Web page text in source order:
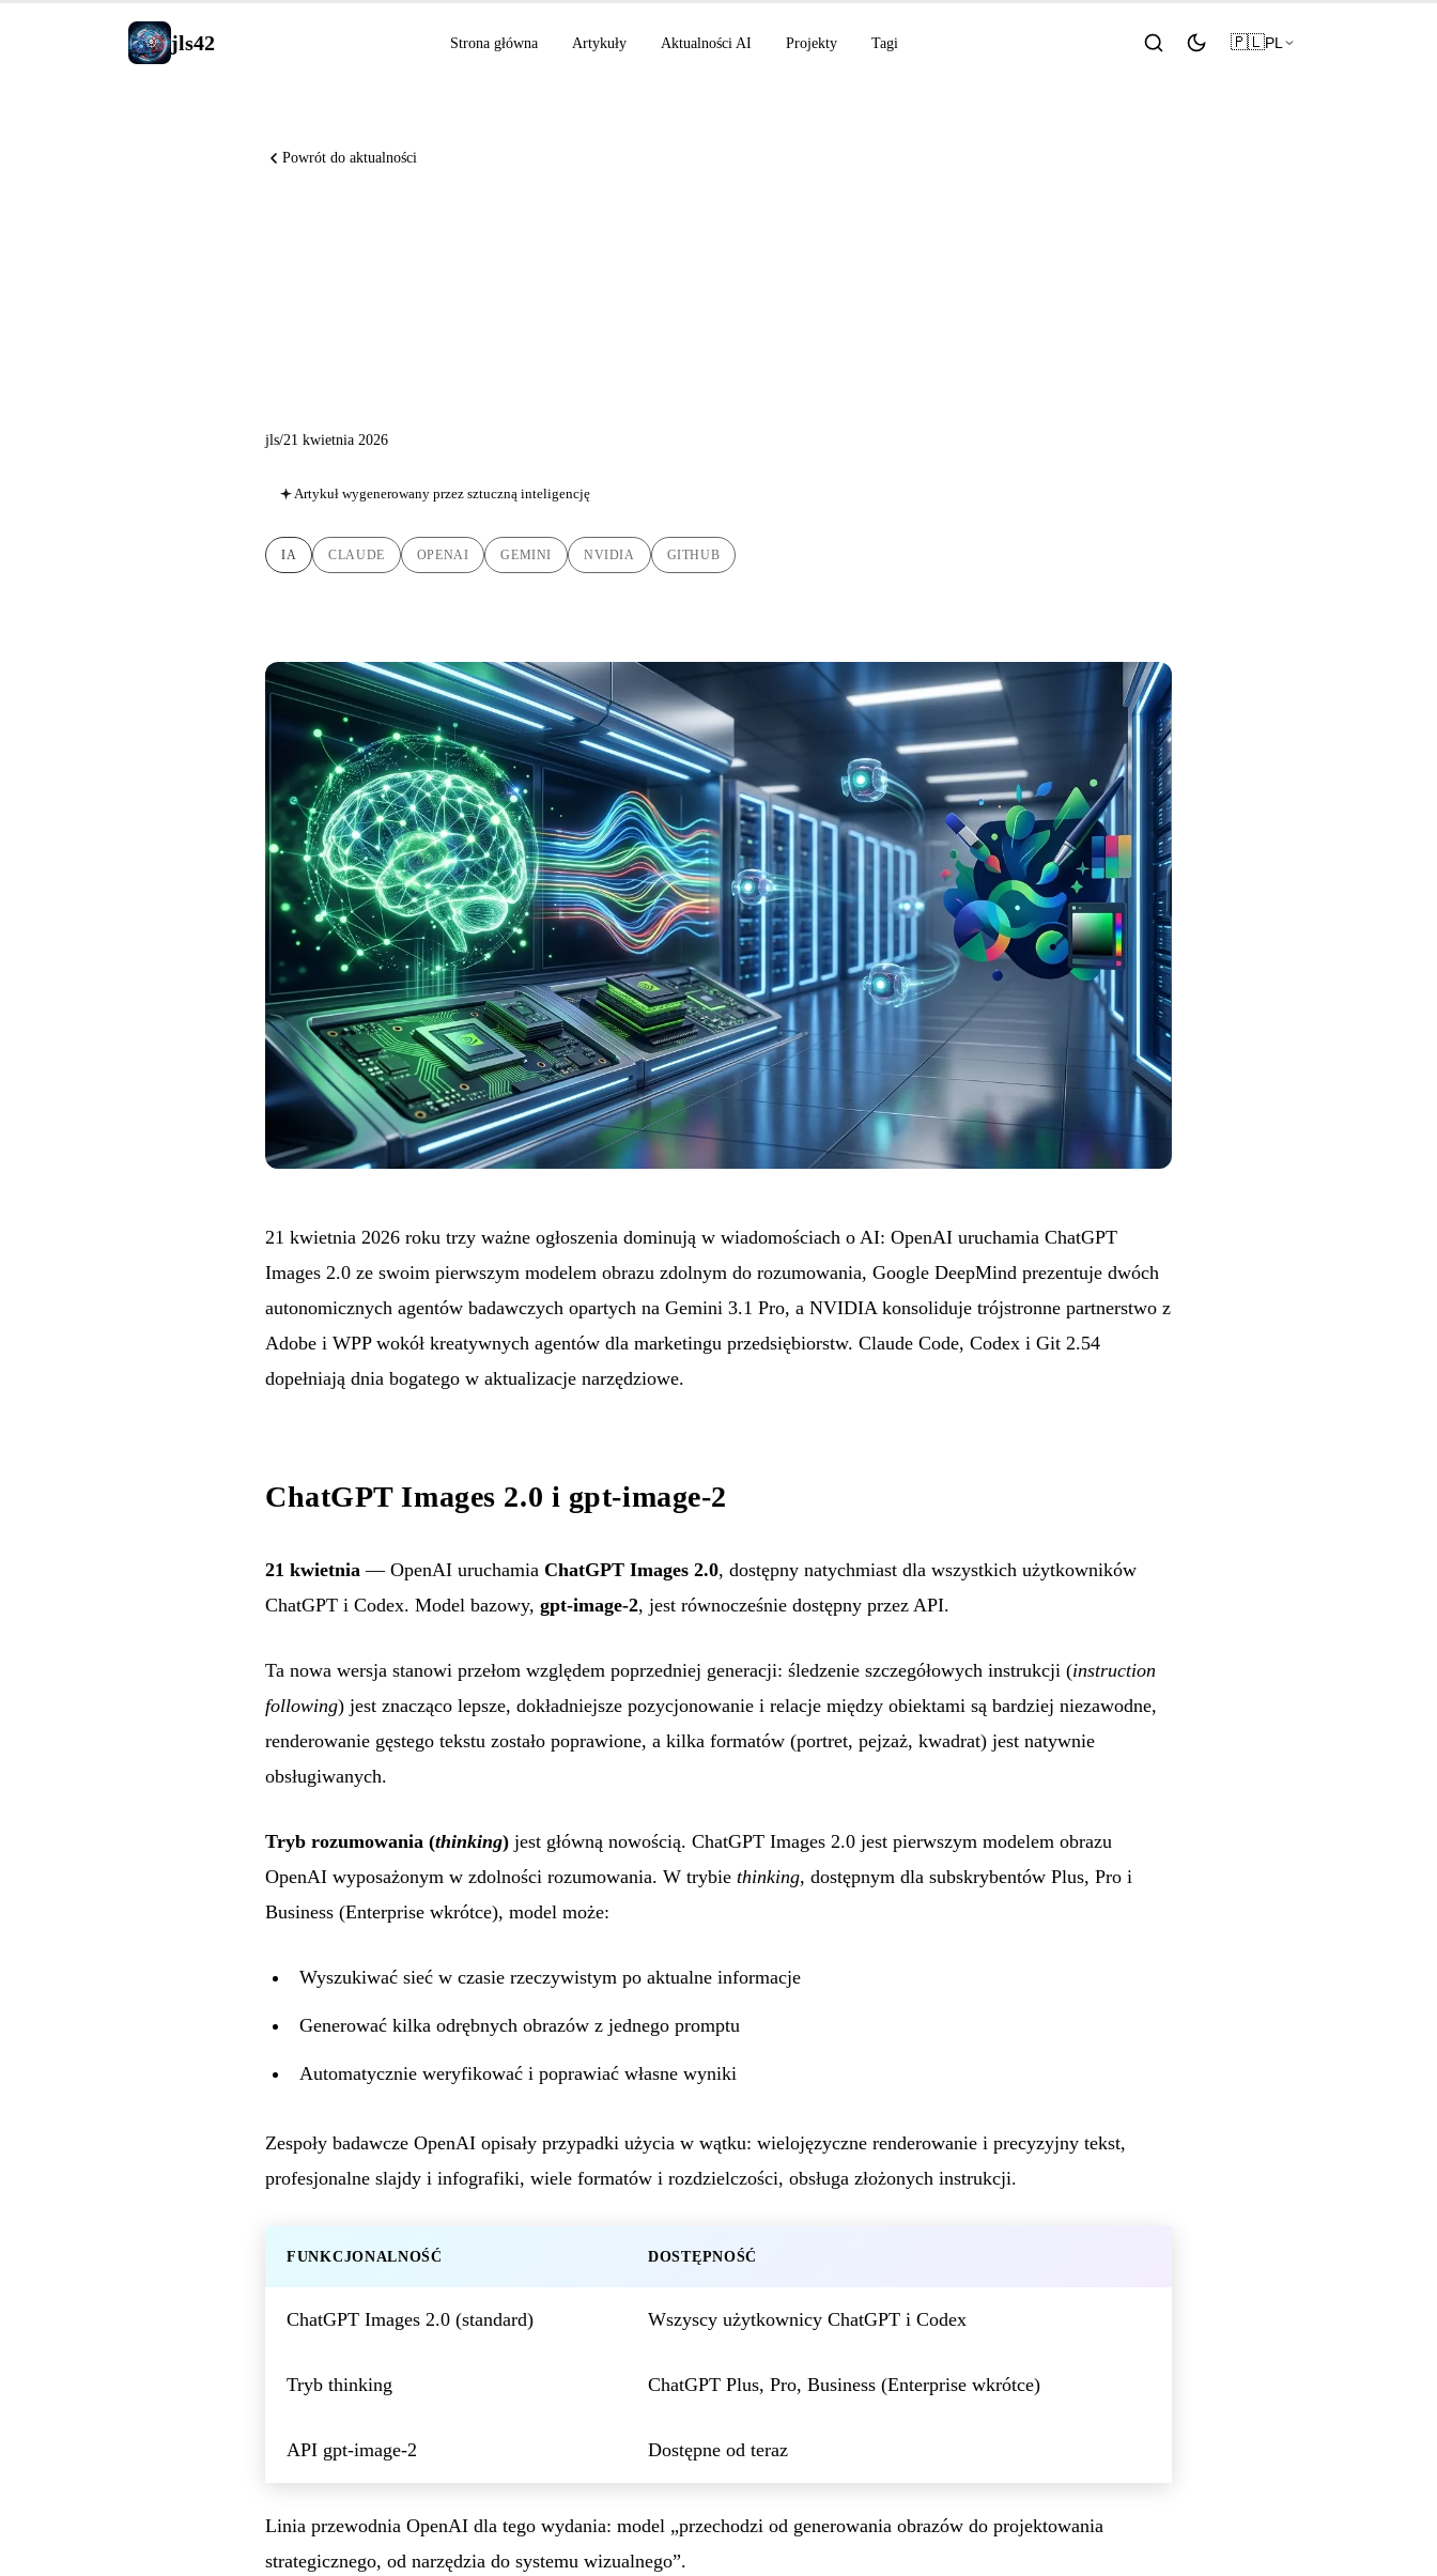
jls42 Strona główna Artykuły Aktualności AI Projekty Tagi 🇵🇱PL
Powrót do aktualności
jls/21 kwietnia 2026
Artykuł wygenerowany przez sztuczną inteligencję
IA CLAUDE OPENAI GEMINI NVIDIA GITHUB
21 kwietnia 2026 roku trzy ważne ogłoszenia dominują w wiadomościach o AI: OpenAI uruchamia ChatGPT
Images 2.0 ze swoim pierwszym modelem obrazu zdolnym do rozumowania, Google DeepMind prezentuje dwóch
autonomicznych agentów badawczych opartych na Gemini 3.1 Pro, a NVIDIA konsoliduje trójstronne partnerstwo z
Adobe i WPP wokół kreatywnych agentów dla marketingu przedsiębiorstw. Claude Code, Codex i Git 2.54
dopełniają dnia bogatego w aktualizacje narzędziowe.
ChatGPT Images 2.0 i gpt-image-2
21 kwietnia — OpenAI uruchamia ChatGPT Images 2.0, dostępny natychmiast dla wszystkich użytkowników
ChatGPT i Codex. Model bazowy, gpt-image-2, jest równocześnie dostępny przez API.
Ta nowa wersja stanowi przełom względem poprzedniej generacji: śledzenie szczegółowych instrukcji (instruction
following) jest znacząco lepsze, dokładniejsze pozycjonowanie i relacje między obiektami są bardziej niezawodne,
renderowanie gęstego tekstu zostało poprawione, a kilka formatów (portret, pejzaż, kwadrat) jest natywnie
obsługiwanych.
Tryb rozumowania (thinking) jest główną nowością. ChatGPT Images 2.0 jest pierwszym modelem obrazu
OpenAI wyposażonym w zdolności rozumowania. W trybie thinking, dostępnym dla subskrybentów Plus, Pro i
Business (Enterprise wkrótce), model może:
Wyszukiwać sieć w czasie rzeczywistym po aktualne informacje
Generować kilka odrębnych obrazów z jednego promptu
Automatycznie weryfikować i poprawiać własne wyniki
Zespoły badawcze OpenAI opisały przypadki użycia w wątku: wielojęzyczne renderowanie i precyzyjny tekst,
profesjonalne slajdy i infografiki, wiele formatów i rozdzielczości, obsługa złożonych instrukcji.
FUNKCJONALNOŚĆ DOSTĘPNOŚĆ
ChatGPT Images 2.0 (standard) Wszyscy użytkownicy ChatGPT i Codex
Tryb thinking ChatGPT Plus, Pro, Business (Enterprise wkrótce)
API gpt-image-2 Dostępne od teraz
Linia przewodnia OpenAI dla tego wydania: model „przechodzi od generowania obrazów do projektowania
strategicznego, od narzędzia do systemu wizualnego”.